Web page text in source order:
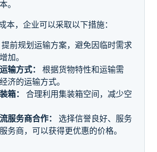
。
本，企业可以采取以下措施：
提前规划运输方案，避免因临时需求
加。
输方式：
根据货物特性和运输需
济的运输方式。
箱：
合理利用集装箱空间，减少空
服务商合作：
选择信誉良好、服务
务商，可以获得更优惠的价格。